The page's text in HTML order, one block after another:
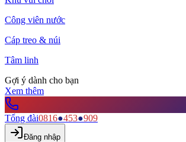
Công viên nước
Cáp treo & núi
Tâm linh
Gợi ý dành cho bạn
Xem thêm
Tổng đài0816●453●909
Đăng nhập